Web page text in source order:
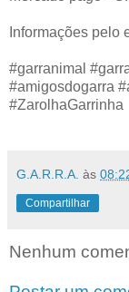
Informações pelo
#garranimal
#amigosdogarra
#ZarolhaGarrinha
G.A.R.R.A. às
Compartilhar
Nenhum